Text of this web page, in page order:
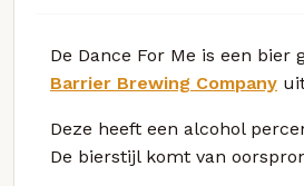
De Dance For Me is een bier
Barrier Brewing Company
Deze heeft een alcohol
De bierstijl komt van